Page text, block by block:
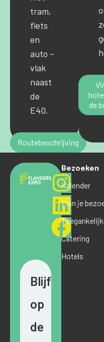
tram,
fiets
en
auto –
vlak
naast
de
E40.
Routebeschrijving
de
Blijf
op
de
Bezoeken
Kalender
Plan je
Catering
Hotels